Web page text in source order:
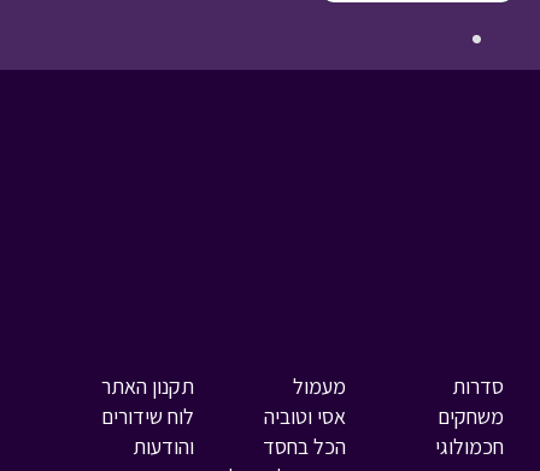
סדרות
משחקים
חכמולוגי
מעמול
אסי וטוביה
הכל בחסד
תקנון האתר
לוח שידורים
והודעות